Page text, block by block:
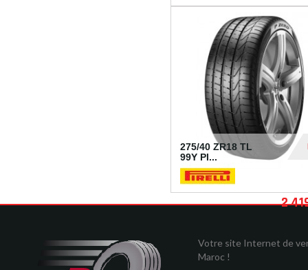
275/40 ZR18 TL
99Y PI...
2
Votre site Internet de
Maroc !